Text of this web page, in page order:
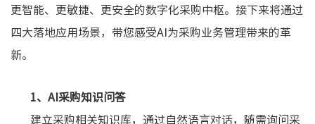
更智能、更敏捷、更安全的数字化采购中枢。接下来将通过
四大落地应用场景，带您感受AI为采购业务管理带来的革
新。
1、AI采购知识问答
建立采购相关知识库，通过自然语言对话，随需询问采